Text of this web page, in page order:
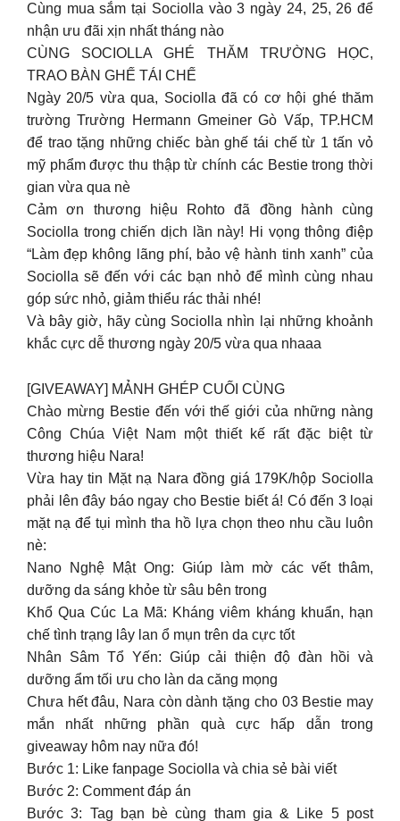
Cùng mua sắm tại Sociolla vào 3 ngày 24, 25, 26 để
nhận ưu đãi xịn nhất tháng nào
CÙNG SOCIOLLA GHÉ THĂM TRƯỜNG HỌC,
TRAO BÀN GHẾ TÁI CHẾ
Ngày 20/5 vừa qua, Sociolla đã có cơ hội ghé thăm
trường Trường Hermann Gmeiner Gò Vấp, TP.HCM
để trao tặng những chiếc bàn ghế tái chế từ 1 tấn vỏ
mỹ phẩm được thu thập từ chính các Bestie trong thời
gian vừa qua nè
Cảm ơn thương hiệu Rohto đã đồng hành cùng
Sociolla trong chiến dịch lần này! Hi vọng thông điệp
“Làm đẹp không lãng phí, bảo vệ hành tinh xanh” của
Sociolla sẽ đến với các bạn nhỏ để mình cùng nhau
góp sức nhỏ, giảm thiểu rác thải nhé!
Và bây giờ, hãy cùng Sociolla nhìn lại những khoảnh
khắc cực dễ thương ngày 20/5 vừa qua nhaaa
[GIVEAWAY] MẢNH GHÉP CUỐI CÙNG
Chào mừng Bestie đến với thế giới của những nàng
Công Chúa Việt Nam một thiết kế rất đặc biệt từ
thương hiệu Nara!
Vừa hay tin Mặt nạ Nara đồng giá 179K/hộp Sociolla
phải lên đây báo ngay cho Bestie biết á! Có đến 3 loại
mặt nạ để tụi mình tha hồ lựa chọn theo nhu cầu luôn
nè:
Nano Nghệ Mật Ong: Giúp làm mờ các vết thâm,
dưỡng da sáng khỏe từ sâu bên trong
Khổ Qua Cúc La Mã: Kháng viêm kháng khuẩn, hạn
chế tình trạng lây lan ổ mụn trên da cực tốt
Nhân Sâm Tổ Yến: Giúp cải thiện độ đàn hồi và
dưỡng ẩm tối ưu cho làn da căng mọng
Chưa hết đâu, Nara còn dành tặng cho 03 Bestie may
mắn nhất những phần quà cực hấp dẫn trong
giveaway hôm nay nữa đó!
Bước 1: Like fanpage Sociolla và chia sẻ bài viết
Bước 2: Comment đáp án
Bước 3: Tag bạn bè cùng tham gia & Like 5 post